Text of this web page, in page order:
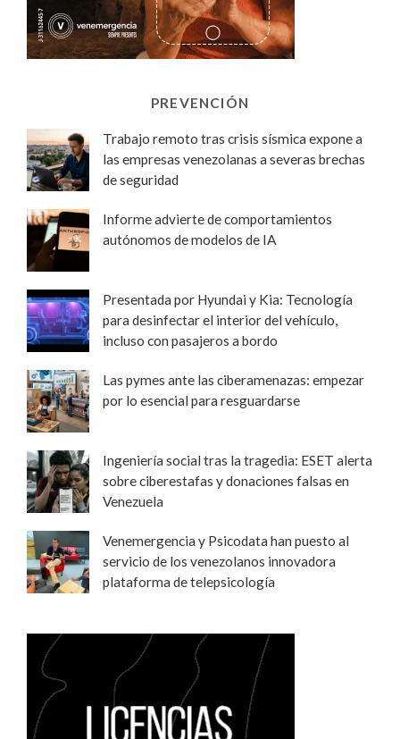
PREVENCIÓN
Trabajo remoto tras crisis sísmica expone a
las empresas venezolanas a severas brechas
de seguridad
Informe advierte de comportamientos
autónomos de modelos de IA
Presentada por Hyundai y Kia: Tecnología
para desinfectar el interior del vehículo,
incluso con pasajeros a bordo
Las pymes ante las ciberamenazas: empezar
por lo esencial para resguardarse
Ingeniería social tras la tragedia: ESET alerta
sobre ciberestafas y donaciones falsas en
Venezuela
Venemergencia y Psicodata han puesto al
servicio de los venezolanos innovadora
plataforma de telepsicología